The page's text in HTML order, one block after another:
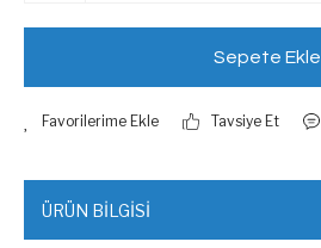
Sepete Ekle
Tavsiye Et
ÜRÜN BİLGİSİ